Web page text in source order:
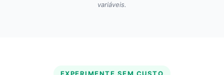
variáveis.